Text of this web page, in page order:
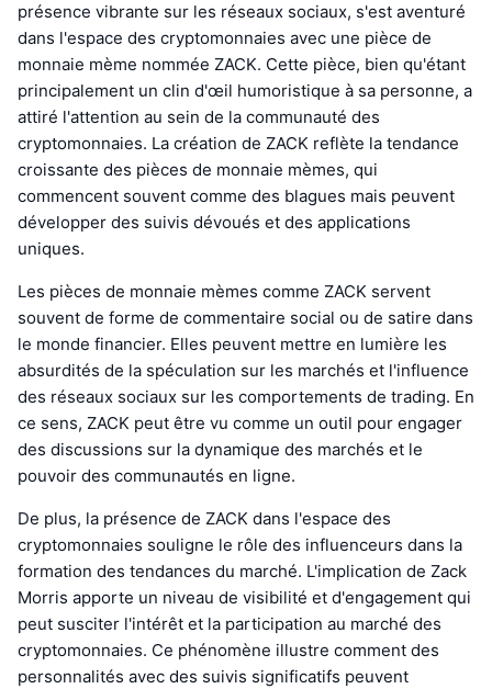
présence vibrante sur les réseaux sociaux, s'est aventuré
dans l'espace des cryptomonnaies avec une pièce de
monnaie mème nommée ZACK. Cette pièce, bien qu'étant
principalement un clin d'œil humoristique à sa personne, a
attiré l'attention au sein de la communauté des
cryptomonnaies. La création de ZACK reflète la tendance
croissante des pièces de monnaie mèmes, qui
commencent souvent comme des blagues mais peuvent
développer des suivis dévoués et des applications
uniques.
Les pièces de monnaie mèmes comme ZACK servent
souvent de forme de commentaire social ou de satire dans
le monde financier. Elles peuvent mettre en lumière les
absurdités de la spéculation sur les marchés et l'influence
des réseaux sociaux sur les comportements de trading. En
ce sens, ZACK peut être vu comme un outil pour engager
des discussions sur la dynamique des marchés et le
pouvoir des communautés en ligne.
De plus, la présence de ZACK dans l'espace des
cryptomonnaies souligne le rôle des influenceurs dans la
formation des tendances du marché. L'implication de Zack
Morris apporte un niveau de visibilité et d'engagement qui
peut susciter l'intérêt et la participation au marché des
cryptomonnaies. Ce phénomène illustre comment des
personnalités avec des suivis significatifs peuvent